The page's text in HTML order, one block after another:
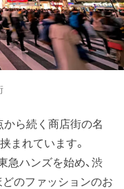
から続く商店街の名
まれています。
急ハンズを始め、渋
のファッションのお